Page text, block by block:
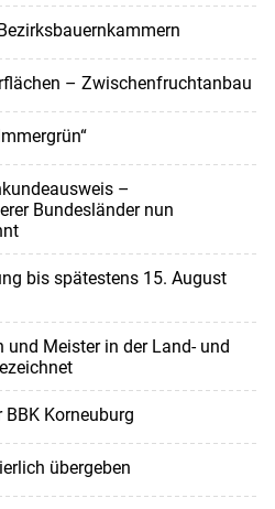
– Zwischenfruchtanbau
–
Bundesländer nun
bis spätestens 15. August
und Meister in der Land- und
BBK Korneuburg
übergeben